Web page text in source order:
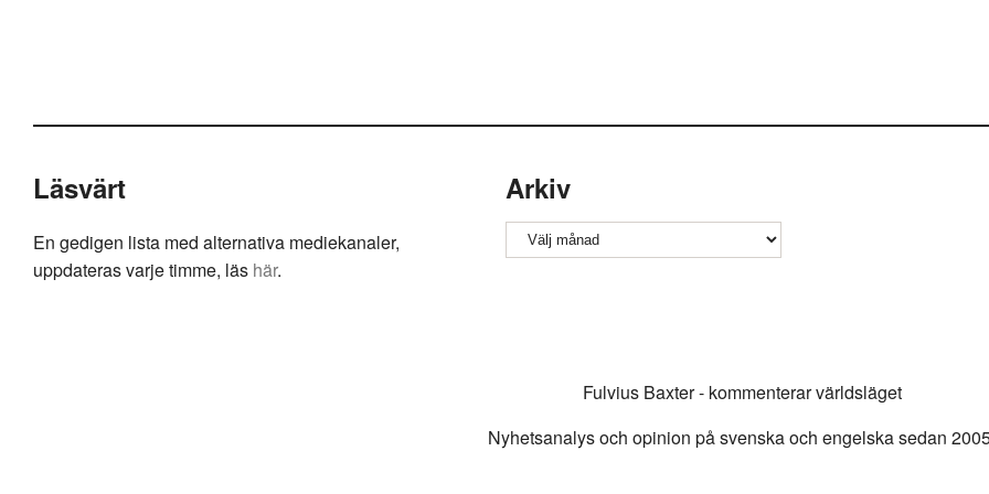
Läsvärt
En gedigen lista med alternativa mediekanaler,
uppdateras varje timme, läs här.
Arkiv
Arkiv
Fulvius Baxter - kommenterar världsläget
Nyhetsanalys och opinion på svenska och engelska sedan